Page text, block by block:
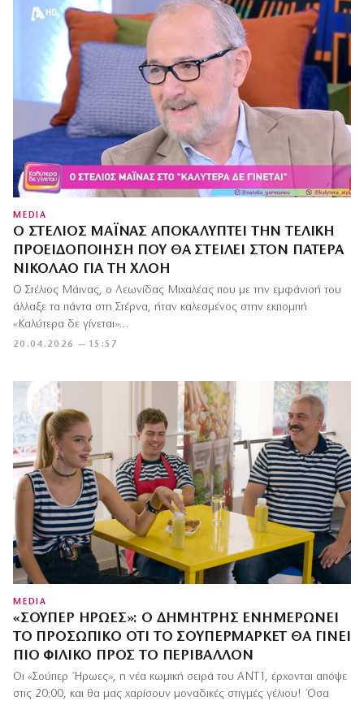
MEDIA
Ο ΣΤΈΛΙΟΣ ΜΆΙΝΑΣ ΑΠΟΚΑΛΎΠΤΕΙ ΤΗΝ ΤΕΛΙΚΉ
ΠΡΟΕΙΔΟΠΟΊΗΣΗ ΠΟΥ ΘΑ ΣΤΕΊΛΕΙ ΣΤΟΝ ΠΑΤΈΡΑ
ΝΙΚΌΛΑΟ ΓΙΑ ΤΗ ΧΛΌΗ
20.04.2026 — 15:57
Ο Στέλιος Μάινας, ο Λεωνίδας Μιχαλέας που με την εμφάνισή του
άλλαξε τα πάντα στη Στέρνα, ήταν καλεσμένος στην εκπομπή
«Καλύτερα δε γίνεται»…
MEDIA
«ΣΟΎΠΕΡ ΉΡΩΕΣ»: Ο ΔΗΜΉΤΡΗΣ ΕΝΗΜΕΡΏΝΕΙ
ΤΟ ΠΡΟΣΩΠΙΚΌ ΌΤΙ ΤΟ ΣΟΥΠΕΡΜΆΡΚΕΤ ΘΑ ΓΊΝΕΙ
ΠΙΟ ΦΙΛΙΚΌ ΠΡΟΣ ΤΟ ΠΕΡΙΒΆΛΛΟΝ
Οι «Σούπερ Ήρωες», η νέα κωμική σειρά του ΑΝΤ1, έρχονται απόψε
στις 20:00, και θα μας χαρίσουν μοναδικές στιγμές γέλιου! Όσα